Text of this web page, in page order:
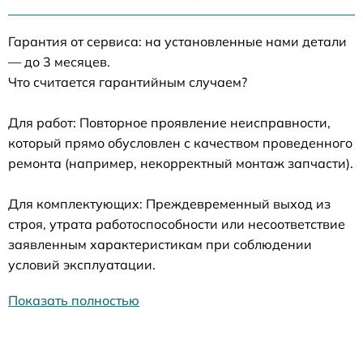
Гарантия от сервиса: на установленные нами детали
— до 3 месяцев.
Что считается гарантийным случаем?
Для работ: Повторное проявление неисправности,
который прямо обусловлен с качеством проведенного
ремонта (например, некорректный монтаж запчасти).
Для комплектующих: Преждевременный выход из
строя, утрата работоспособности или несоответствие
заявленным характеристикам при соблюдении
условий эксплуатации.
Показать полностью